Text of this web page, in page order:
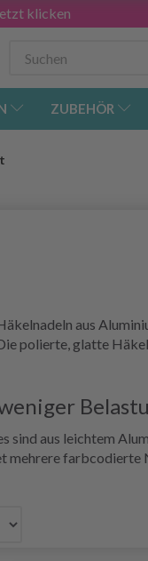
klicken
ZUBEHÖR
aus
polierte, glatte
sind aus leichtem
mehrere farbcodierte